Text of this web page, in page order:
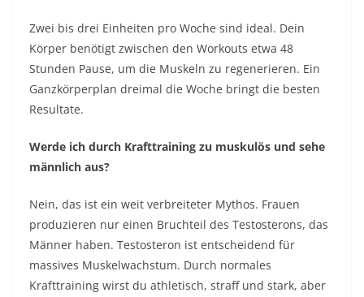
Zwei bis drei Einheiten pro Woche sind ideal. Dein
Körper benötigt zwischen den Workouts etwa 48
Stunden Pause, um die Muskeln zu regenerieren. Ein
Ganzkörperplan dreimal die Woche bringt die besten
Resultate.
Werde ich durch Krafttraining zu muskulös und sehe
männlich aus?
Nein, das ist ein weit verbreiteter Mythos. Frauen
produzieren nur einen Bruchteil des Testosterons, das
Männer haben. Testosteron ist entscheidend für
massives Muskelwachstum. Durch normales
Krafttraining wirst du athletisch, straff und stark, aber